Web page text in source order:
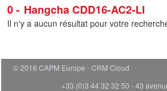
0 Hangcha CDD16-AC2-LI
Il n'y a aucun résultat pour votre
© 2016 CAPM Europe
CRM Cloud
+33 (0)3 44 32 32 50 - 43